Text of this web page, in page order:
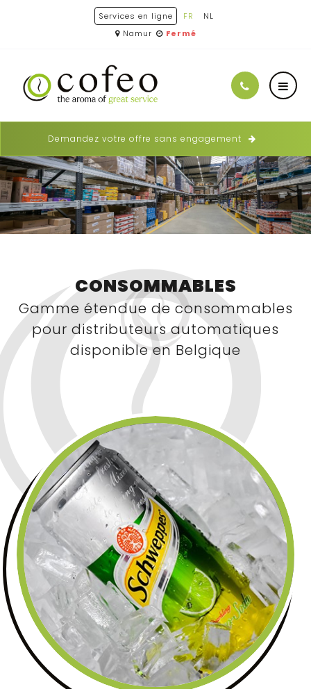
Services en ligne FR
NL
Namur
Fermé
Demandez votre offre sans engagement
CONSOMMABLES
Gamme étendue de consommables
pour distributeurs automatiques
disponible en Belgique